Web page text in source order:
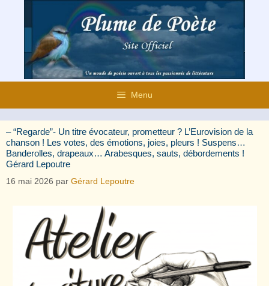
contenu
Menu
– “Regarde”- Un titre évocateur, prometteur ? L’Eurovision de la
chanson ! Les votes, des émotions, joies, pleurs ! Suspens…
Banderolles, drapeaux… Arabesques, sauts, débordements !
Gérard Lepoutre
16 mai 2026 par Gérard Lepoutre